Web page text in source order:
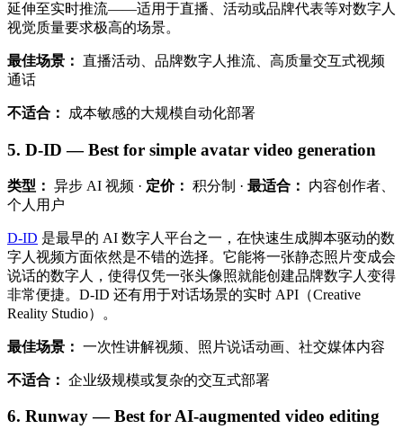
延伸至实时推流——适用于直播、活动或品牌代表等对数字人
视觉质量要求极高的场景。
最佳场景： 直播活动、品牌数字人推流、高质量交互式视频
通话
不适合： 成本敏感的大规模自动化部署
5. D-ID — Best for simple avatar video generation
类型： 异步 AI 视频 · 定价： 积分制 · 最适合：
内容创作者、
个人用户
D-ID 是最早的 AI 数字人平台之一，在快速生成脚本驱动的数
字人视频方面依然是不错的选择。它能将一张静态照片变成会
说话的数字人，使得仅凭一张头像照就能创建品牌数字人变得
非常便捷。D-ID 还有用于对话场景的实时 API（Creative
Reality Studio）。
最佳场景： 一次性讲解视频、照片说话动画、社交媒体内容
不适合： 企业级规模或复杂的交互式部署
6. Runway — Best for AI-augmented video editing